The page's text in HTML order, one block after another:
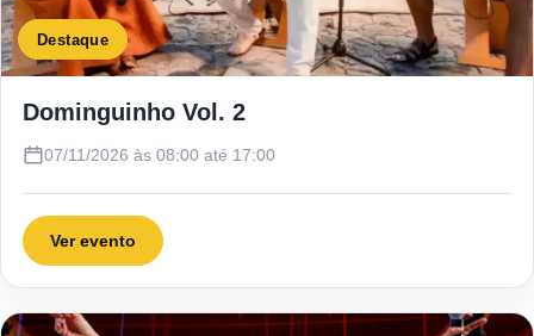
Destaque
Dominguinho Vol. 2
07/11/2026 às 08:00 até 17:00
Ver evento